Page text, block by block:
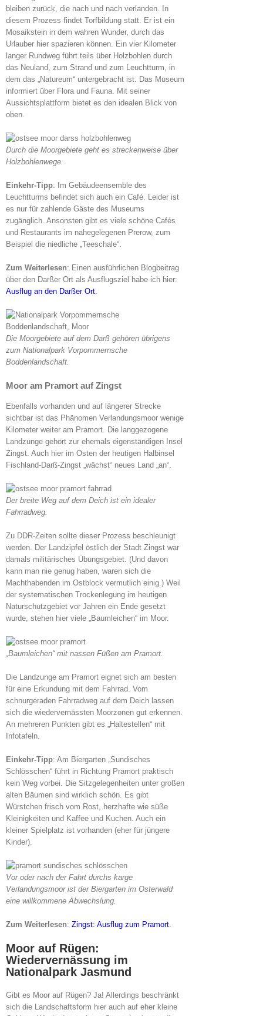
bleiben zurück, die nach und nach verlanden. In
diesem Prozess findet Torfbildung statt. Er ist ein
Mosaikstein in dem wahren Wunder, durch das
Urlauber hier spazieren können. Ein vier Kilometer
langer Rundweg führt teils über Holzbohlen durch
das Neuland, zum Strand und zum Leuchtturm, in
dem das „Natureum“ untergebracht ist. Das Museum
informiert über Flora und Fauna. Mit seiner
Aussichtsplattform bietet es den idealen Blick von
oben.
Durch die Moorgebiete geht es streckenweise über
Holzbohlenwege.
Einkehr-Tipp: Im Gebäudeensemble des
Leuchtturms befindet sich auch ein Café. Leider ist
es nur für zahlende Gäste des Museums
zugänglich. Ansonsten gibt es viele schöne Cafés
und Restaurants im nahegelegenen Prerow, zum
Beispiel die niedliche „Teeschale“.
Zum Weiterlesen: Einen ausführlichen Blogbeitrag
über den Darßer Ort als Ausflugsziel habe ich hier:
Ausflug an den Darßer Ort.
Die Moorgebiete auf dem Darß gehören übrigens
zum Nationalpark Vorpommernsche
Boddenlandschaft.
Moor am Pramort auf Zingst
Ebenfalls vorhanden und auf längerer Strecke
sichtbar ist das Phänomen Verlandungsmoor wenige
Kilometer weiter am Pramort. Die langgezogene
Landzunge gehört zur ehemals eigenständigen Insel
Zingst. Auch hier im Osten der heutigen Halbinsel
Fischland-Darß-Zingst „wächst“ neues Land „an“.
Der breite Weg auf dem Deich ist ein idealer
Fahrradweg.
Zu DDR-Zeiten sollte dieser Prozess beschleunigt
werden. Der Landzipfel östlich der Stadt Zingst war
damals militärisches Übungsgebiet. (Und davon
kann man nie genug haben, waren sich die
Machthabenden im Ostblock vermutlich einig.) Weil
der systematischen Trockenlegung im heutigen
Naturschutzgebiet vor Jahren ein Ende gesetzt
wurde, stehen hier viele „Baumleichen“ im Moor.
„Baumleichen“ mit nassen Füßen am Pramort.
Die Landzunge am Pramort eignet sich am besten
für eine Erkundung mit dem Fahrrad. Vom
schnurgeraden Fahrradweg auf dem Deich lassen
sich die wiedervernässten Moorzonen gut erkennen.
An mehreren Punkten gibt es „Haltestellen“ mit
Infotafeln.
Einkehr-Tipp: Am Biergarten „Sundisches
Schlösschen“ führt in Richtung Pramort praktisch
kein Weg vorbei. Die Sitzgelegenheiten unter großen
alten Bäumen sind wirklich schön. Es gibt
Würstchen frisch vom Rost, herzhafte wie süße
Kleinigkeiten und Kaffee und Kuchen. Auch ein
kleiner Spielplatz ist vorhanden (eher für jüngere
Kinder).
Vor oder nach der Fahrt durchs karge
Verlandungsmoor ist der Biergarten im Osterwald
eine willkommene Abwechslung.
Zum Weiterlesen: Zingst: Ausflug zum Pramort.
Moor auf Rügen:
Wiedervernässung im
Nationalpark Jasmund
Gibt es Moor auf Rügen? Ja! Allerdings beschränkt
sich die Landschaftsform hier auch auf eher kleine